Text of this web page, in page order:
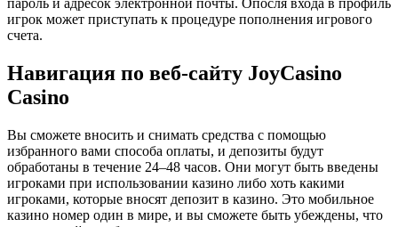
пароль и адресок электронной почты. Опосля входа в профиль
игрок может приступать к процедуре пополнения игрового
счета.
Навигация по веб-сайту JoyCasino
Casino
Вы сможете вносить и снимать средства с помощью
избранного вами способа оплаты, и депозиты будут
обработаны в течение 24–48 часов. Они могут быть введены
игроками при использовании казино либо хоть какими
игроками, которые вносят депозит в казино. Это мобильное
казино номер один в мире, и вы сможете быть убеждены, что